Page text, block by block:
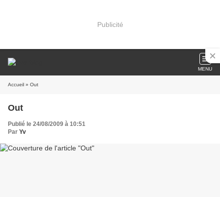
Publicité
MENU
Accueil » Out
Out
Publié le 24/08/2009 à 10:51
Par Yv